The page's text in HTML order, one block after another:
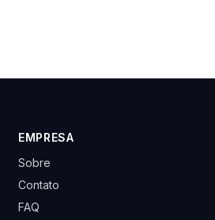
EMPRESA
Sobre
Contato
FAQ